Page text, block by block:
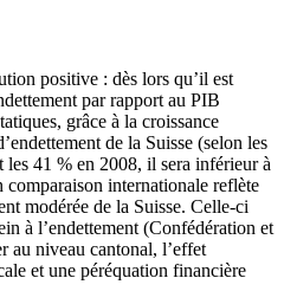
positive : dès lors qu’il est
par rapport au PIB
grâce à la croissance
de la Suisse (selon les
41 % en 2008, il sera inférieur à
internationale reflète
modérée de la Suisse. Celle-ci
à l’endettement (Confédération et
au niveau cantonal, l’effet
et une péréquation financière